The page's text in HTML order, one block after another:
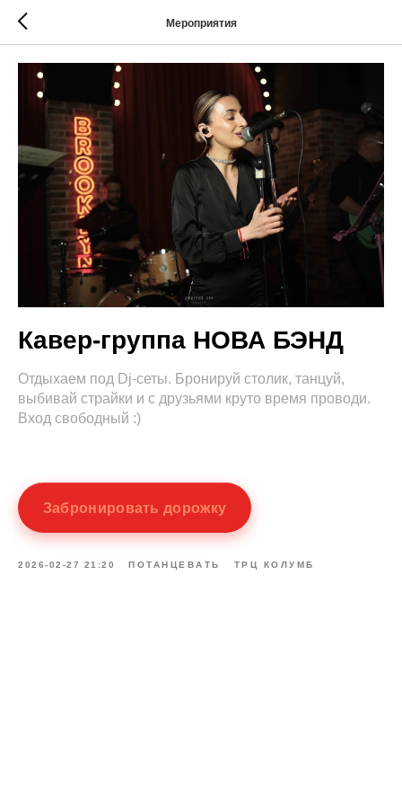
Мероприятия
Кавер-группа НОВА БЭНД
Отдыхаем под Dj-сеты. Бронируй столик, танцуй,
выбивай страйки и с друзьями круто время проводи.
Вход свободный :)
Забронировать дорожку
2026-02-27 21:20 ПОТАНЦЕВАТЬ ТРЦ КОЛУМБ